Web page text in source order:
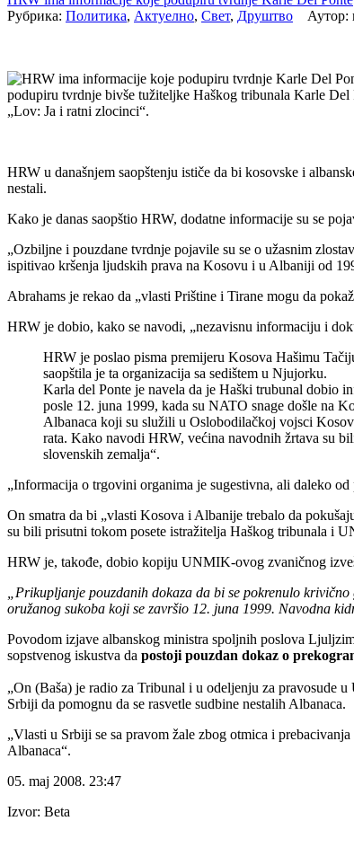
Рубрика: Политика, Актуелно, Свет, Друштво Аутор:
podupiru tvrdnje bivše tužiteljke Haškog tribunala Karle
„Lov: Ja i ratni zlocinci“.
HRW u današnjem saopštenju ističe da bi kosovske i
nestali.
Kako je danas saopštio HRW, dodatne informacije su se
„Ozbiljne i pouzdane tvrdnje pojavile su se o užasnim
ispitivao kršenja ljudskih prava na Kosovu i u Albaniji od
Abrahams je rekao da „vlasti Prištine i Tirane mogu da
HRW je dobio, kako se navodi, „nezavisnu informaciju i
HRW je poslao pisma premijeru Kosova Hašimu
saopštila je ta organizacija sa sedištem u Njujorku.
Karla del Ponte je navela da je Haški trubunal dobio
posle 12. juna 1999, kada su NATO snage došle na
Albanaca koji su služili u Oslobodilačkoj vojsci
rata. Kako navodi HRW, većina navodnih žrtava su
slovenskih zemalja“.
„Informacija o trgovini organima je sugestivna, ali daleko
On smatra da bi „vlasti Kosova i Albanije trebalo da
su bili prisutni tokom posete istražitelja Haškog tribunala i
HRW je, takođe, dobio kopiju UNMIK-ovog zvaničnog
„Prikupljanje pouzdanih dokaza da bi se pokrenulo
oružanog sukoba koji se završio 12. juna 1999. Navodna
Povodom izjave albanskog ministra spoljnih poslova
sopstvenog iskustva da postoji pouzdan dokaz o
„On (Baša) je radio za Tribunal i u odeljenju za pravosude
Srbiji da pomognu da se rasvetle sudbine nestalih Albanaca.
„Vlasti u Srbiji se sa pravom žale zbog otmica i
Albanaca“.
05. maj 2008. 23:47
Izvor: Beta